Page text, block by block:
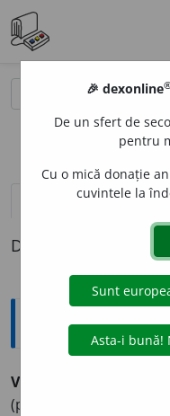
definiții (1)
Definiția cu ID-ul
Sinonime
VIZIT
(pop.) a cerca, a
🎉 dexonline
De un sfert de
pentru
Cu o mică donație
cuvintele la